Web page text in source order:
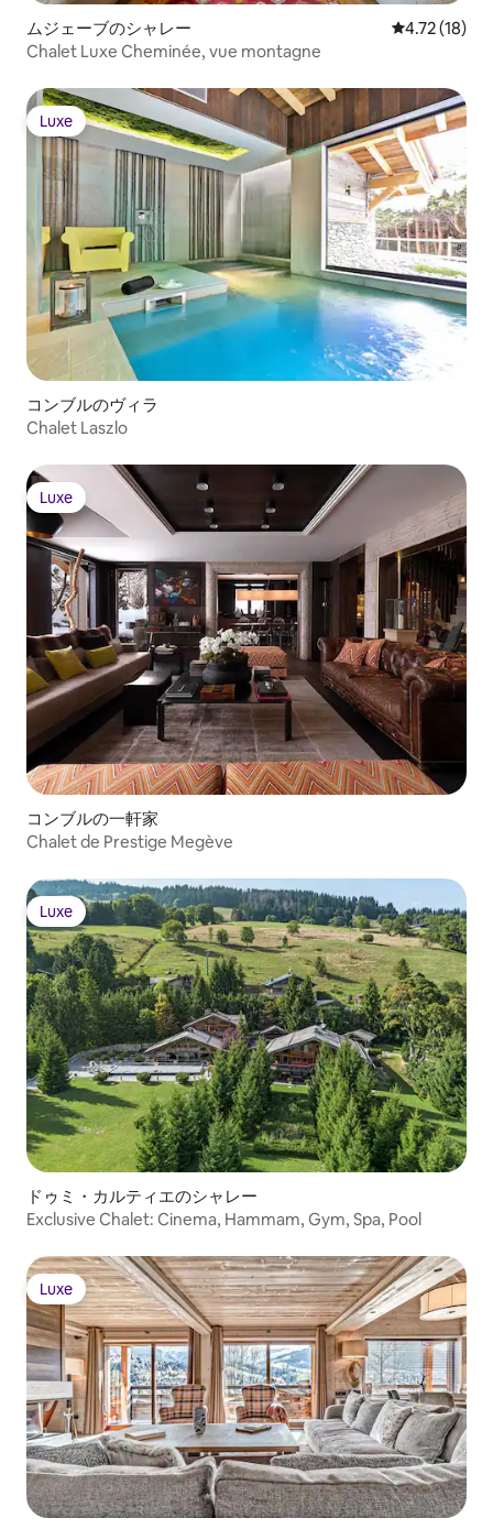
ムジェーブのシャレー レビュー18
4.72 (18)
Chalet Luxe Cheminée, vue montagne
Luxe
Luxe
コンブルのヴィラ
Chalet Laszlo
Luxe
Luxe
コンブルの一軒家
Chalet de Prestige Megève
Luxe
Luxe
ドゥミ・カルティエのシャレー
Exclusive Chalet: Cinema, Hammam, Gym, Spa, Pool
Luxe
Luxe